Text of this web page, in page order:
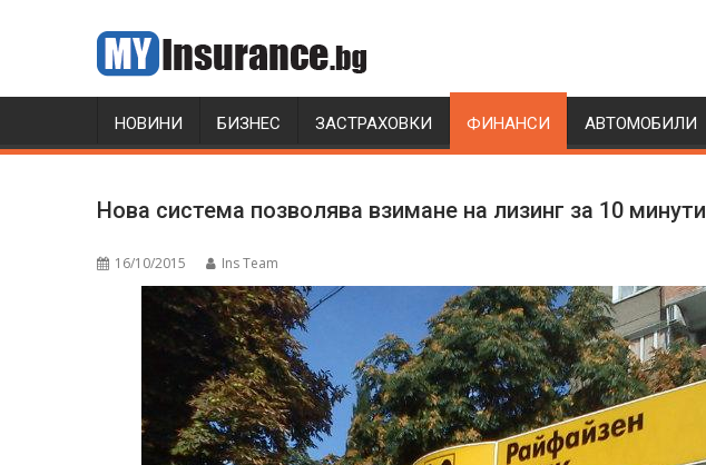
НОВИНИ БИЗНЕС ЗАСТРАХОВКИ ФИНАНСИ АВТОМОБИЛИ
Нова система позволява взимане на лизинг за 10 минути
16/10/2015 Ins Team